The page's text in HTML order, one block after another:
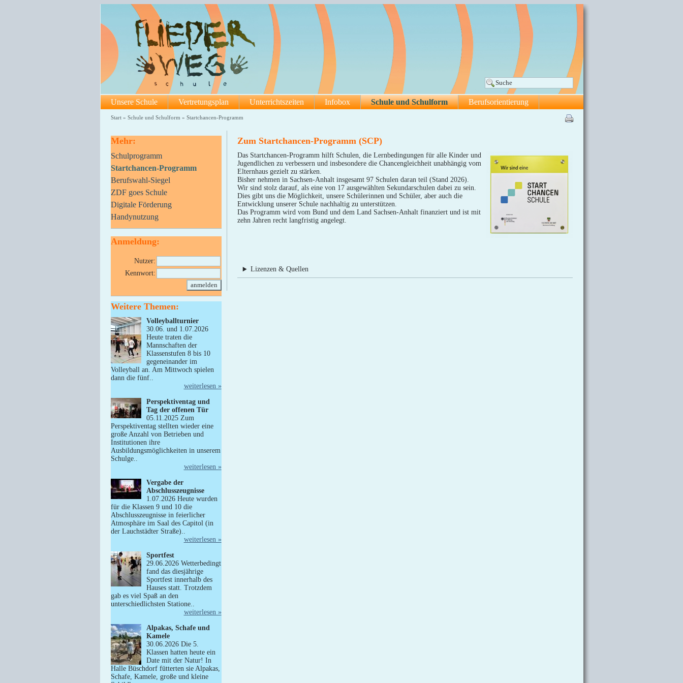
Unsere Schule Vertretungsplan Unterrichtszeiten Infobox Schule und Schulform Berufsorientierung
Start» Schule und Schulform » Startchancen-Programm
Mehr:
Schulprogramm
Startchancen-Programm
Berufswahl-Siegel
ZDF goes Schule
Digitale Förderung
Handynutzung
Anmeldung:
Nutzer:
Kennwort:
Weitere Themen:
Volleyballturnier
30.06. und 1.07.2026
Heute traten die
Mannschaften der
Klassenstufen 8 bis 10
gegeneinander im
Volleyball an. Am Mittwoch spielen
dann die fünf..
weiterlesen »
Perspektiventag und
Tag der offenen Tür
05.11.2025 Zum
Perspektiventag stellten wieder eine
große Anzahl von Betrieben und
Institutionen ihre
Ausbildungsmöglichkeiten in unserem
Schulge..
weiterlesen »
Vergabe der
Abschlusszeugnisse
1.07.2026 Heute wurden
für die Klassen 9 und 10 die
Abschlusszeugnisse in feierlicher
Atmosphäre im Saal des Capitol (in
der Lauchstädter Straße)..
weiterlesen »
Sportfest
29.06.2026 Wetterbedingt
fand das diesjährige
Sportfest innerhalb des
Hauses statt. Trotzdem
gab es viel Spaß an den
unterschiedlichsten Statione..
weiterlesen »
Alpakas, Schafe und
Kamele
30.06.2026 Die 5.
Klassen hatten heute ein
Date mit der Natur! In
Halle Büschdorf fütterten sie Alpakas,
Schafe, Kamele, große und kleine
Zum Startchancen-Programm (SCP)
Das Startchancen-Programm hilft Schulen, die Lernbedingungen für alle Kinder und
Jugendlichen zu verbessern und insbesondere die Chancengleichheit unabhängig vom
Elternhaus gezielt zu stärken.
Bisher nehmen in Sachsen-Anhalt insgesamt 97 Schulen daran teil (Stand 2026).
Wir sind stolz darauf, als eine von 17 ausgewählten Sekundarschulen dabei zu sein.
Dies gibt uns die Möglichkeit, unsere Schülerinnen und Schüler, aber auch die
Entwicklung unserer Schule nachhaltig zu unterstützen.
Das Programm wird vom Bund und dem Land Sachsen-Anhalt finanziert und ist mit
zehn Jahren recht langfristig angelegt.
Lizenzen & Quellen